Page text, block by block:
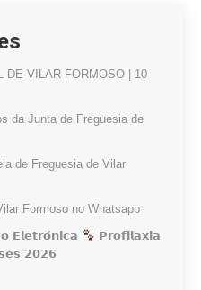
DE VILAR FORMOSO | 10
da Junta de Freguesia de
de Freguesia de Vilar
Formoso no Whatsapp
𝗘𝗹𝗲𝘁𝗿𝗼́𝗻𝗶𝗰𝗮
𝗣𝗿𝗼𝗳𝗶𝗹𝗮𝘅𝗶𝗮
𝟮𝟬𝟮𝟲